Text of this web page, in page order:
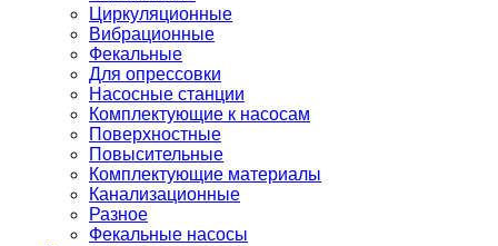
Циркуляционные
Вибрационные
Фекальные
Для опрессовки
Насосные станции
Комплектующие к насосам
Поверхностные
Повысительные
Комплектующие материалы
Канализационные
Разное
Фекальные насосы